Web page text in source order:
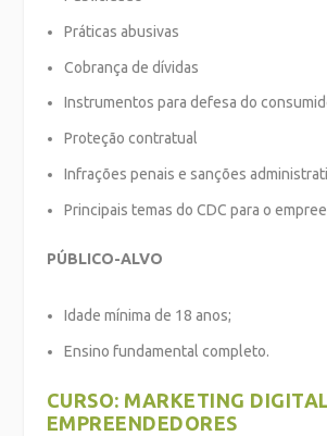
Práticas abusivas
Cobrança de dívidas
Instrumentos para defesa do
Proteção contratual
Infrações penais e sanções
Principais temas do CDC para o
PÚBLICO-ALVO
Idade mínima de 18 anos;
Ensino fundamental completo.
CURSO: MARKETING
EMPREENDEDORES